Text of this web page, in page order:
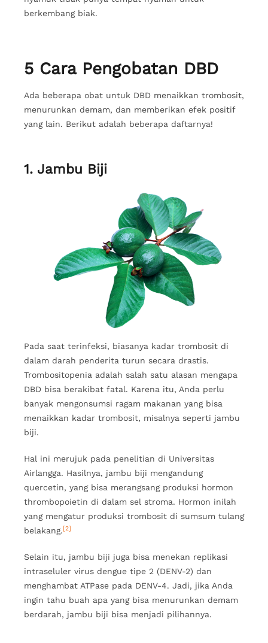
berkembang biak.
5 Cara Pengobatan DBD
Ada beberapa obat untuk DBD menaikkan trombosit,
menurunkan demam, dan memberikan efek positif
yang lain. Berikut adalah beberapa daftarnya!
1. Jambu Biji
Pada saat terinfeksi, biasanya kadar trombosit di
dalam darah penderita turun secara drastis.
Trombositopenia adalah salah satu alasan mengapa
DBD bisa berakibat fatal. Karena itu, Anda perlu
banyak mengonsumsi ragam makanan yang bisa
menaikkan kadar trombosit, misalnya seperti jambu
biji.
Hal ini merujuk pada penelitian di Universitas
Airlangga. Hasilnya, jambu biji mengandung
quercetin, yang bisa merangsang produksi hormon
thrombopoietin di dalam sel stroma. Hormon inilah
yang mengatur produksi trombosit di sumsum tulang
belakang.[2]
Selain itu, jambu biji juga bisa menekan replikasi
intraseluler virus dengue tipe 2 (DENV-2) dan
menghambat ATPase pada DENV-4. Jadi, jika Anda
ingin tahu buah apa yang bisa menurunkan demam
berdarah, jambu biji bisa menjadi pilihannya.